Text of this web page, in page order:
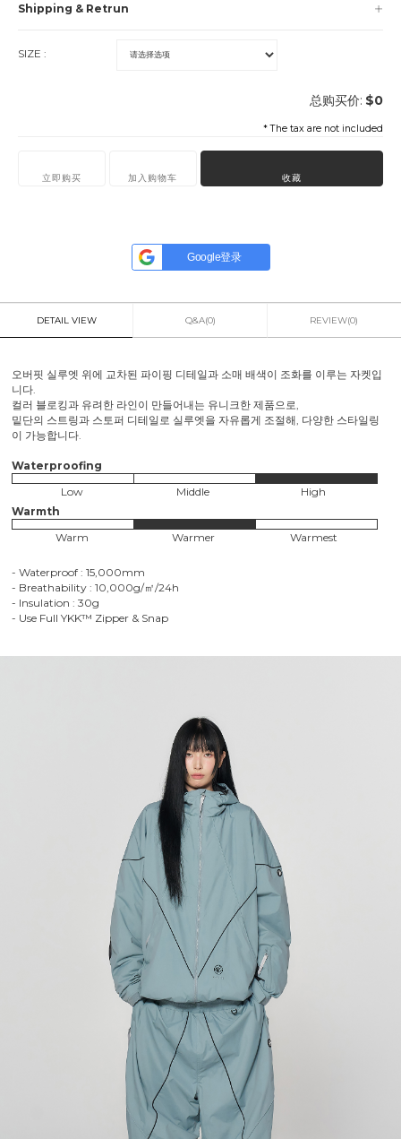
Shipping & Retrun
SIZE :
总购买价: $0
* The tax are not included
立即购买 加入购物车 收藏
Google登录
DETAIL VIEW Q&A(0) REVIEW(0)
오버핏 실루엣 위에 교차된 파이핑 디테일과 소매 배색이 조화를 이루는 자켓입
니다.
컬러 블로킹과 유려한 라인이 만들어내는 유니크한 제품으로,
밑단의 스트링과 스토퍼 디테일로 실루엣을 자유롭게 조절해, 다양한 스타일링
이 가능합니다.
Waterproofing
Low
Middle
High
Warmth
Warm
Warmer Warmest
- Waterproof : 15,000mm
- Breathability : 10,000g/㎡/24h
- Insulation : 30g
- Use Full YKK™ Zipper & Snap